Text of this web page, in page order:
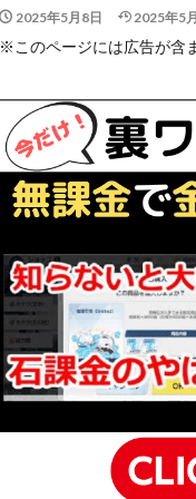
2025年5月8日 2025年5
※このページには広告が含